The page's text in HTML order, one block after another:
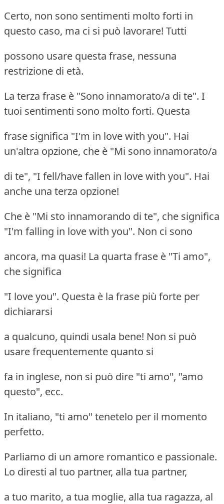
Certo, non sono sentimenti molto forti in
questo caso, ma ci si può lavorare! Tutti
possono usare questa frase, nessuna
restrizione di età.
La terza frase è "Sono innamorato/a di te". I
tuoi sentimenti sono molto forti. Questa
frase significa "I'm in love with you". Hai
un'altra opzione, che è "Mi sono innamorato/a
di te", "I fell/have fallen in love with you". Hai
anche una terza opzione!
Che è "Mi sto innamorando di te", che significa
"I'm falling in love with you". Non ci sono
ancora, ma quasi! La quarta frase è "Ti amo",
che significa
"I love you". Questa è la frase più forte per
dichiararsi
a qualcuno, quindi usala bene! Non si può
usare frequentemente quanto si
fa in inglese, non si può dire "ti amo", "amo
questo", ecc.
In italiano, "ti amo" tenetelo per il momento
perfetto.
Parliamo di un amore romantico e passionale.
Lo diresti al tuo partner, alla tua partner,
a tuo marito, a tua moglie, alla tua ragazza, al